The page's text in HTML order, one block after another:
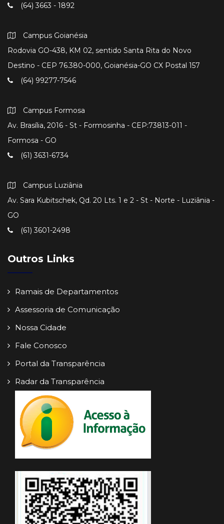
(64) 3663 - 1892
Campus Goianésia
Rodovia GO-438, KM 02, sentido Santa Rita do Novo
Destino - CEP 76.380-000, Goianésia-GO CX Postal 157
(64) 99277-7546
Campus Formosa
Av. Brasília, 2016 - St - Formosinha - CEP:73813-011 -
Formosa - GO
(61) 3631-6734
Campus Luziânia
Av. Sara Kubitschek, Qd. 20 Lts. 1 e 2 - St - Norte - Luziânia -
GO
(61) 3601-2498
Outros Links
Ramais de Departamentos
Assessoria de Comunicação
Nossa Cidade
Fale Conosco
Portal da Transparência
Radar da Transparência